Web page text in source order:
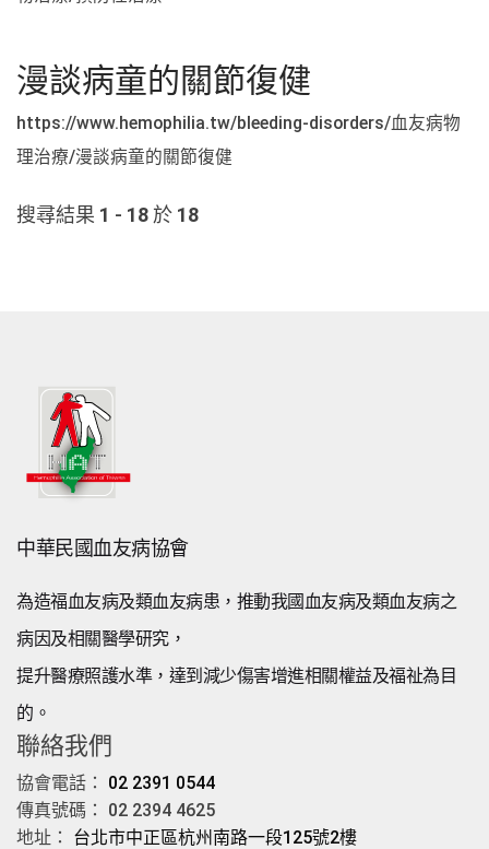
漫談病童的關節復健
https://www.hemophilia.tw/bleeding-disorders/血友病物
理治療/漫談病童的關節復健
搜尋結果 1 - 18 於 18
中華民國血友病協會
為造福血友病及類血友病患，推動我國血友病及類血友病之
病因及相關醫學研究，
提升醫療照護水準，達到減少傷害增進相關權益及福祉為目
的。
聯絡我們
協會電話： 02 2391 0544
傳真號碼： 02 2394 4625
地址： 台北市中正區杭州南路一段125號2樓